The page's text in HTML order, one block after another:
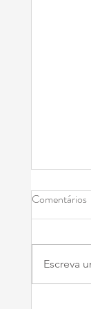
Comentários
Escreva